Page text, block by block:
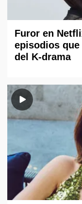
Furor en
episodios
del K-drama